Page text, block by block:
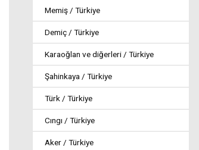
Memiş / Türkiye
Demiç / Türkiye
Karaoğlan ve diğerleri / Türkiye
Şahinkaya / Türkiye
Türk / Türkiye
Cıngı / Türkiye
Aker / Türkiye